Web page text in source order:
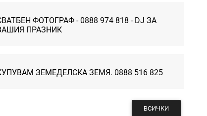
ФОТОГРАФ - 0888 974 818 - DJ ЗА
ПРАЗНИК
ЗЕМЕДЕЛСКА ЗЕМЯ. 0888 516 825
ВСИЧКИ